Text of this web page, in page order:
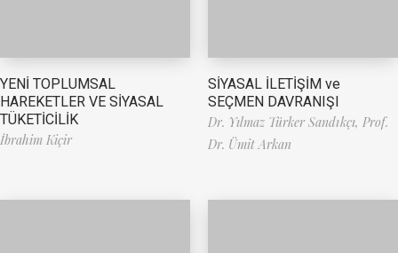
YENİ TOPLUMSAL
HAREKETLER VE SİYASAL
TÜKETİCİLİK
İbrahim Kiçir
SİYASAL İLETİŞİM ve
SEÇMEN DAVRANIŞI
Dr. Yılmaz Türker Sandıkçı, Prof.
Dr. Ümit Arkan